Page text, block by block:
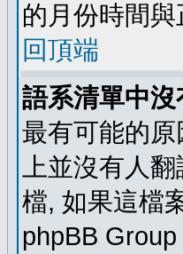
的月份時間
回頂端
語系清單中
最有可能的
上並沒有人
檔, 如果這檔
phpBB